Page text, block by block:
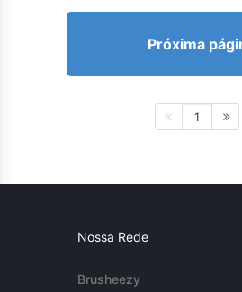
Próxima
1
Nossa Rede
Brusheezy